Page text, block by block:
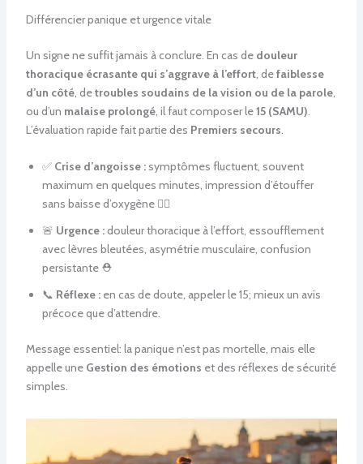
Différencier panique et urgence vitale
Un signe ne suffit jamais à conclure. En cas de douleur
thoracique écrasante qui s’aggrave à l’effort, defaiblesse
d’un côté, detroubles soudains de la vision ou de la parole,
ou d’un malaise prolongé, il faut composer le15 (SAMU).
L’évaluation rapide fait partie des Premiers secours.
✅ Crise d’angoisse :symptômes fluctuent, souvent
maximum en quelques minutes, impression d’étouffer
sans baisse d’oxygène 😮‍💨
🚨 Urgence :douleur thoracique à l’effort, essoufflement
avec lèvres bleutées, asymétrie musculaire, confusion
persistante ⛑️
📞 Réflexe :en cas de doute, appeler le 15; mieux un avis
précoce que d’attendre.
Message essentiel: la panique n’est pas mortelle, mais elle
appelle une Gestion des émotions et des réflexes de sécurité
simples.